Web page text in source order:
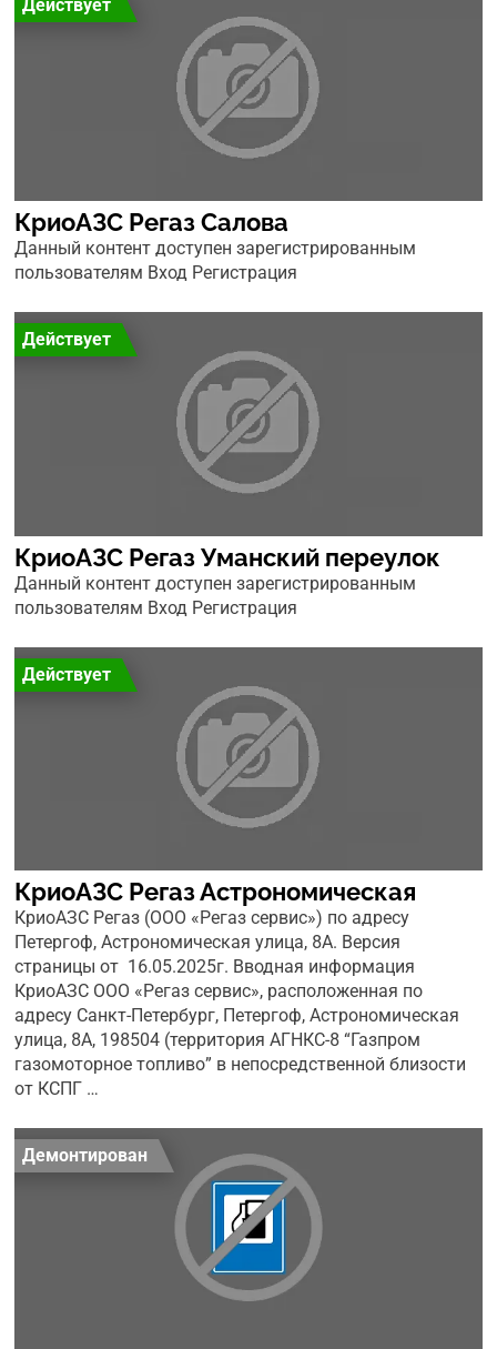
Действует
КриоАЗС Регаз Салова
Данный контент доступен зарегистрированным
пользователям Вход Регистрация
Действует
КриоАЗС Регаз Уманский переулок
Данный контент доступен зарегистрированным
пользователям Вход Регистрация
Действует
КриоАЗС Регаз Астрономическая
КриоАЗС Регаз (ООО «Регаз сервис») по адресу
Петергоф, Астрономическая улица, 8А. Версия
страницы от 16.05.2025г. Вводная информация
КриоАЗС ООО «Регаз сервис», расположенная по
адресу Санкт-Петербург, Петергоф, Астрономическая
улица, 8А, 198504 (территория АГНКС-8 “Газпром
газомоторное топливо” в непосредственной близости
от КСПГ …
Демонтирован